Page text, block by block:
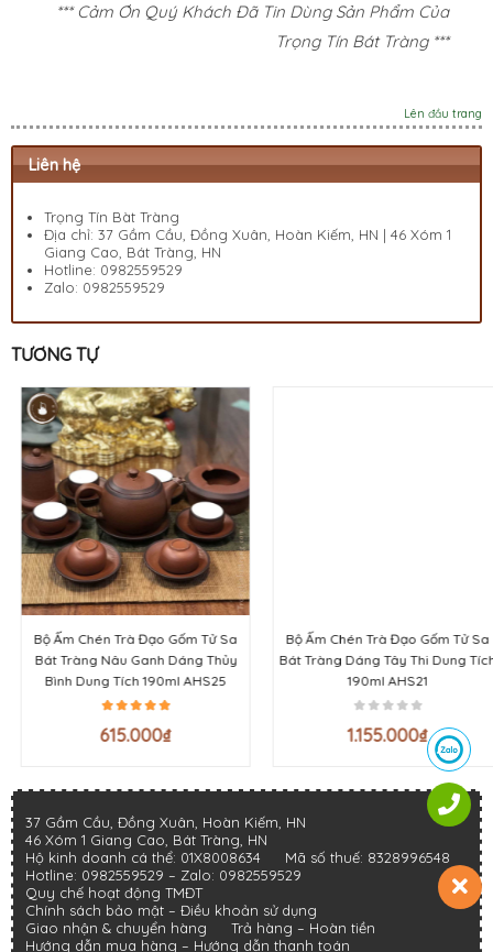
*** Cảm Ơn Quý Khách Đã Tin Dùng Sản Phẩm Của
Trọng Tín Bát Tràng ***
Lên đầu trang
Liên hệ
Trọng Tín Bàt Tràng
Địa chỉ: 37 Gầm Cầu, Đồng Xuân, Hoàn Kiếm, HN | 46 Xóm 1
Giang Cao, Bát Tràng, HN
Hotline: 0982559529
Zalo: 0982559529
TƯƠNG TỰ
Bộ Ấm Chén Trà Đạo Gốm Tử Sa
Bát Tràng Nâu Ganh Dáng Thủy
Bình Dung Tích 190ml AHS25
615.000₫
Bộ Ấm Chén Trà Đạo Gốm Tử Sa
Bát Tràng Dáng Tây Thi Dung Tích
190ml AHS21
1.155.000₫
37 Gầm Cầu, Đồng Xuân, Hoàn Kiếm, HN
46 Xóm 1 Giang Cao, Bát Tràng, HN
Hộ kinh doanh cá thể: 01X8008634
Mã số thuế: 8328996548
Hotline: 0982559529 – Zalo: 0982559529
Quy chế hoạt động TMĐT
Chính sách bảo mật – Điều khoản sử dụng
Giao nhận & chuyển hàng
Trả hàng – Hoàn tiền
Hướng dẫn mua hàng – Hướng dẫn thanh toán